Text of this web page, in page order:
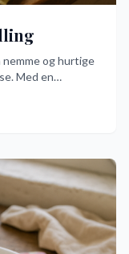
nemme og hurtige
Med en
friske